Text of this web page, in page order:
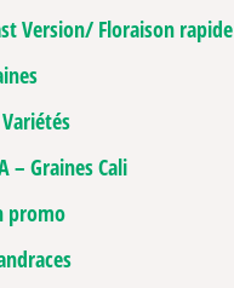
Version/ Floraison rapide
– Graines Cali
promo